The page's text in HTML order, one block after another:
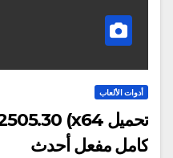
أدوات الألعاب
كامل مفعل أحدث